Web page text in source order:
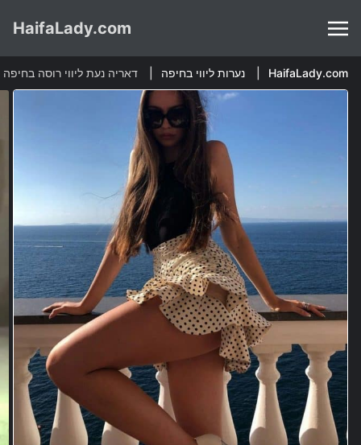
HaifaLady.com
HaifaLady.com נערות ליווי בחיפה דאריה נעת ליווי רוסה בחיפה